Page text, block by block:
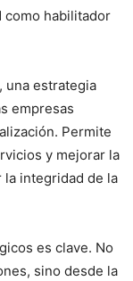
como habilitador
una estrategia
empresas
Permite
y mejorar la
integridad de la
es clave. No
sino desde la